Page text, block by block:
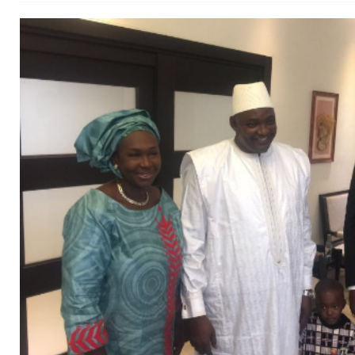
[ 02/08/2026 ] Distribution des moustiquaires : La
[ 02/08/2026 ] La Confédération Africaine de
Quatre candidats à la succession
[ 01/08/2026 ] Bénin : Romuald Wadagni reçoit le
[ 31/07/2026 ]
Niger : le FMI débloque une bouffée
[ 31/07/2026 ] Franco Baresi, légendaire défenseur
[ 31/07/2026 ] Benjamin Mendy a vendu aux
[ 31/07/2026 ] Bénin : les membres du Sénat
[ 31/07/2026 ] Projet d’investisseurs à la Fifa:
BUSINESS
[ 30/07/2026 ] Mali : au moins 19 soldats
[ 05/08/2026 ] Hervé Renard devient sélectionneur